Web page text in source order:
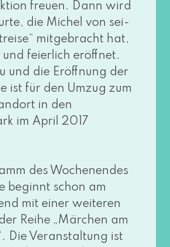
freu­en. Dann wird
die Michel von sei­
mit­ge­bracht hat,
fei­er­lich eröff­net.
und die Eröffnung der
ist für den Umzug zum
in den
im April 2017
des Wochenendes
beginnt schon am
mit einer wei­te­ren
Reihe „Märchen am
Die Veranstaltung ist